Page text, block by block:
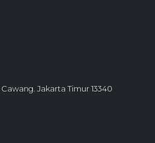
Jakarta Timur 13340